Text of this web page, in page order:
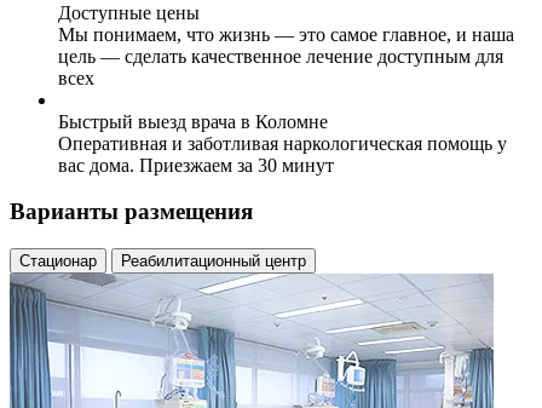
Доступные цены
Мы понимаем, что жизнь — это самое главное, и наша
цель — сделать качественное лечение доступным для
всех
Быстрый выезд врача в Коломне
Оперативная и заботливая наркологическая помощь у
вас дома. Приезжаем за 30 минут
Варианты размещения
Стационар Реабилитационный центр